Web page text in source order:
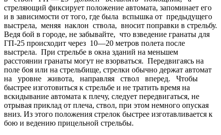
стреляющий фиксирует положение автомата, запоминает его
и в зависимости от того, где была вспышка от предыдущего
выстрела, меняя наклон ствола, вносит поправки в стрельбу.
Ведя бой в городе, не забывайте, что взведение гранаты для
ГП-25 происходит через 10—20 метров полета после
выстрела. При стрельбе в окна зданий на меньшем
расстоянии гранаты могут не взорваться. Передвигаясь на
поле боя или на стрельбище, стрелки обычно держат автомат
на уровне живота, направляя ствол вперед. Чтобы
быстрее изготовиться к стрельбе и не тратить время на
вскидывание автомата к плечу, следует передвигаться, не
отрывая приклад от плеча, ствол, при этом немного опуская
вниз. Из этого положения стрелок быстрее изготавливается к
бою и ведению прицельной стрельбы.